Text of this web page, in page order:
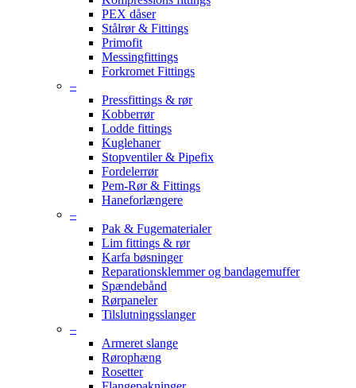
PEX dåser
Stålrør & Fittings
Primofit
Messingfittings
Forkromet Fittings
–
Pressfittings & rør
Kobberrør
Lodde fittings
Kuglehaner
Stopventiler & Pipefix
Fordelerrør
Pem-Rør & Fittings
Haneforlængere
–
Pak & Fugematerialer
Lim fittings & rør
Karfa bøsninger
Reparationsklemmer og bandagemuffer
Spændebånd
Rørpaneler
Tilslutningsslanger
–
Armeret slange
Rørophæng
Rosetter